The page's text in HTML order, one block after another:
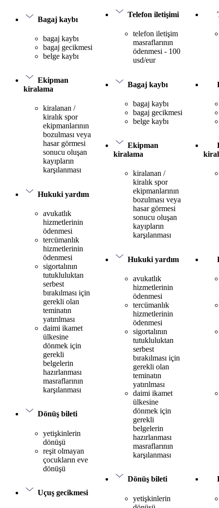
Bagaj kaybı
bagaj kaybı
bagaj gecikmesi
belge kaybı
Ekipman
kiralama
kiralanan /
kiralık spor
ekipmanlarının
bozulması veya
hasar görmesi
sonucu oluşan
kayıpların
karşılanması
Hukuki yardım
avukatlık
hizmetlerinin
ödenmesi
tercümanlık
hizmetlerinin
ödenmesi
sigortalının
tutukluluktan
serbest
bırakılması için
gerekli olan
teminatın
yatırılması
daimi ikamet
ülkesine
dönmek için
gerekli
belgelerin
hazırlanması
masraflarının
karşılanması
Dönüş bileti
yetişkinlerin
dönüşü
reşit olmayan
çocukların eve
dönüşü
Uçuş gecikmesi
Telefon iletişimi
telefon iletişim
masraflarının
ödenmesi - 100
usd/eur
Bagaj kaybı
bagaj kaybı
bagaj gecikmesi
belge kaybı
Ekipman
kiralama
kiralanan /
kiralık spor
ekipmanlarının
bozulması veya
hasar görmesi
sonucu oluşan
kayıpların
karşılanması
Hukuki yardım
avukatlık
hizmetlerinin
ödenmesi
tercümanlık
hizmetlerinin
ödenmesi
sigortalının
tutukluluktan
serbest
bırakılması için
gerekli olan
teminatın
yatırılması
daimi ikamet
ülkesine
dönmek için
gerekli
belgelerin
hazırlanması
masraflarının
karşılanması
Dönüş bileti
yetişkinlerin